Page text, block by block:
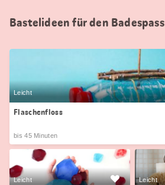
Bastelideen für den Badespass
Leicht
Flaschenfloss
bis 45 Minuten
Leicht Leicht